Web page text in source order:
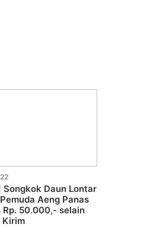
Songkok Daun Lontar
Aeng Panas
Rp. 50.000,- selain
Kirim